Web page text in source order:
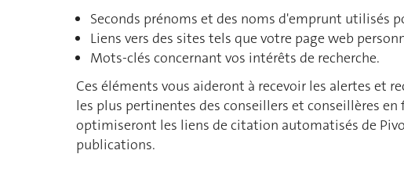
Seconds prénoms et des noms d'emprunt utilisés
Liens vers des sites tels que votre page web
Mots-clés concernant vos intérêts de recherche.
Ces éléments vous aideront à recevoir les alertes et
les plus pertinentes des conseillers et conseillères
optimiseront les liens de citation automatisés de
publications.